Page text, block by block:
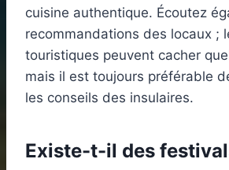
cuisine authentique. Écoutez
recommandations des locaux ;
touristiques peuvent cacher
mais il est toujours préférable
les conseils des insulaires.
Existe-t-il des